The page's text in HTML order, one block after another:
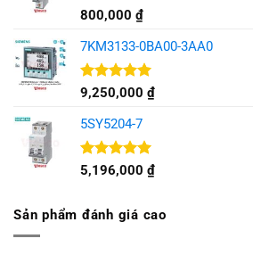
Được xếp
5 sao
800,000 ₫
7KM3133-0BA00-3AA0
Được xếp
5 sao
9,250,000 ₫
5SY5204-7
Được xếp
5,196,000 ₫
Sản phẩm đánh giá cao